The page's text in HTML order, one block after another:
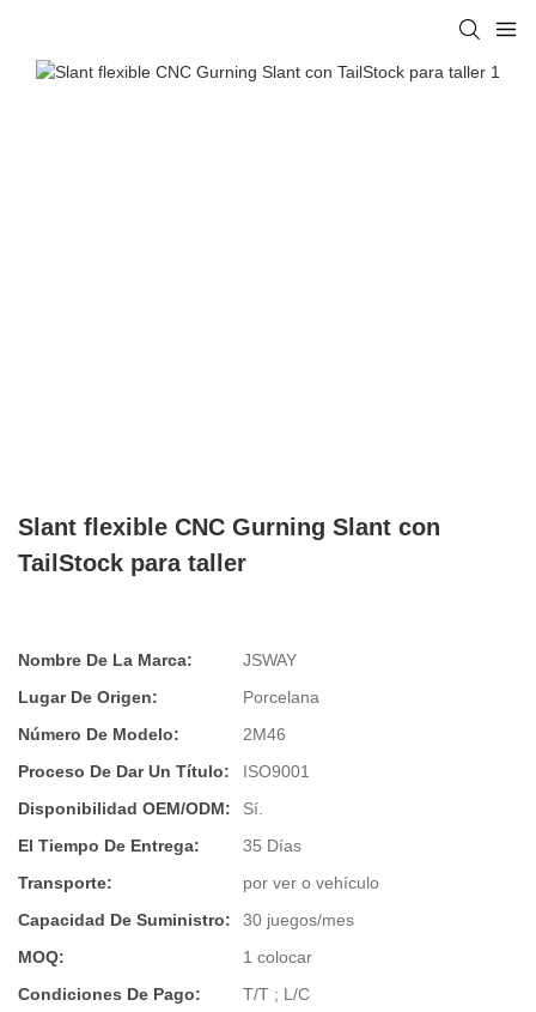
Slant flexible CNC Gurning Slant con
TailStock para taller
Nombre De La Marca:
JSWAY
Lugar De Origen:
Porcelana
Número De Modelo:
2M46
Proceso De Dar Un Título:
ISO9001
Disponibilidad OEM/ODM:
Sí.
El Tiempo De Entrega:
35 Días
Transporte:
por ver o vehículo
Capacidad De Suministro:
30 juegos/mes
MOQ:
1 colocar
Condiciones De Pago:
T/T ; L/C